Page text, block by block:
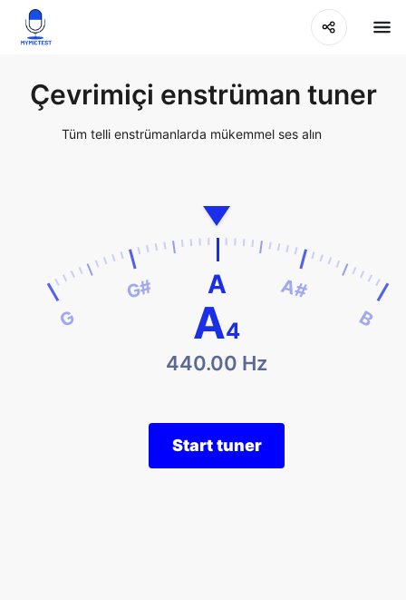
Çevrimiçi enstrüman tuner
Tüm telli enstrümanlarda mükemmel ses alın
G
G# A A#
B
A4
440.00 Hz
Start tuner